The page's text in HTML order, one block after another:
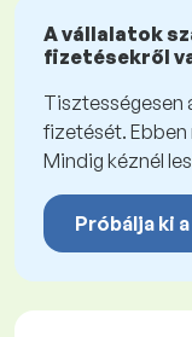
A vállalatok
fizetésekről
Tisztességesen
fizetését. Ebben
Mindig kéznél
Próbálja ki